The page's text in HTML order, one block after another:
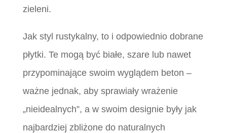
zieleni.
Jak styl rustykalny, to i odpowiednio dobrane
płytki. Te mogą być białe, szare lub nawet
przypominające swoim wyglądem beton –
ważne jednak, aby sprawiały wrażenie
„nieidealnych”, a w swoim designie były jak
najbardziej zbliżone do naturalnych